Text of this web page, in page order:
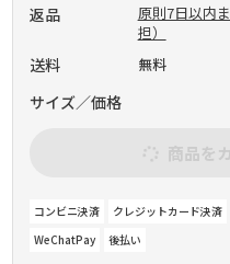
返品
原則7日以内
担）
送料 無料
サイズ／価格
商品を
コンビニ決済 クレジットカード決済
WeChatPay
後払い